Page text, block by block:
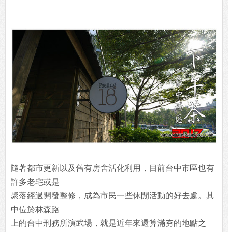
隨著都市更新以及舊有房舍活化利用，目前台中市區也有
許多老宅或是
聚落經過開發整修，成為市民一些休閒活動的好去處。其
中位於林森路
上的台中刑務所演武場，就是近年來還算滿夯的地點之